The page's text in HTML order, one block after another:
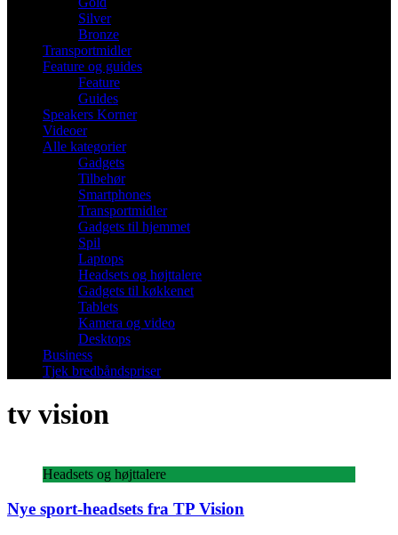
Silver
Bronze
Transportmidler
Feature og guides
Feature
Guides
Speakers Korner
Videoer
Alle kategorier
Gadgets
Tilbehør
Smartphones
Transportmidler
Gadgets til hjemmet
Spil
Laptops
Headsets og højttalere
Gadgets til køkkenet
Tablets
Kamera og video
Desktops
Business
Tjek bredbåndspriser
tv vision
Headsets og højttalere
Nye sport-headsets fra TP Vision